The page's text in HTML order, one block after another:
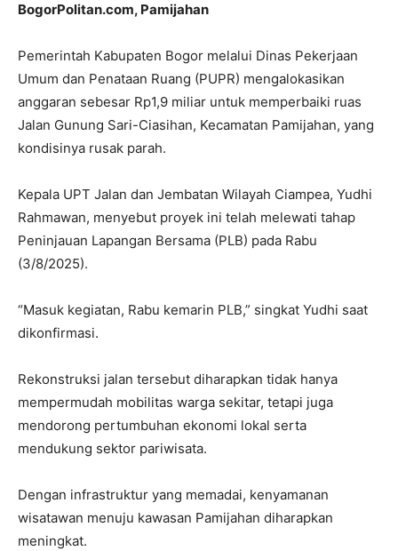
BogorPolitan.com, Pamijahan
Pemerintah Kabupaten Bogor melalui Dinas Pekerjaan
Umum dan Penataan Ruang (PUPR) mengalokasikan
anggaran sebesar Rp1,9 miliar untuk memperbaiki ruas
Jalan Gunung Sari-Ciasihan, Kecamatan Pamijahan, yang
kondisinya rusak parah.
Kepala UPT Jalan dan Jembatan Wilayah Ciampea, Yudhi
Rahmawan, menyebut proyek ini telah melewati tahap
Peninjauan Lapangan Bersama (PLB) pada Rabu
(3/8/2025).
“Masuk kegiatan, Rabu kemarin PLB,” singkat Yudhi saat
dikonfirmasi.
Rekonstruksi jalan tersebut diharapkan tidak hanya
mempermudah mobilitas warga sekitar, tetapi juga
mendorong pertumbuhan ekonomi lokal serta
mendukung sektor pariwisata.
Dengan infrastruktur yang memadai, kenyamanan
wisatawan menuju kawasan Pamijahan diharapkan
meningkat.